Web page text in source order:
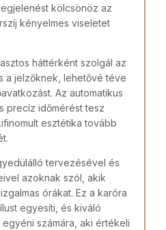
kölcsönöz az
kényelmes viseletet
háttérként szolgál az
a jelzőknek, lehetővé téve
Az automatikus
precíz időmérést tesz
esztétika tovább
tervezésével és
azoknak szól, akik
órákat. Ez a karóra
egyesíti, és kiváló
számára, aki értékeli